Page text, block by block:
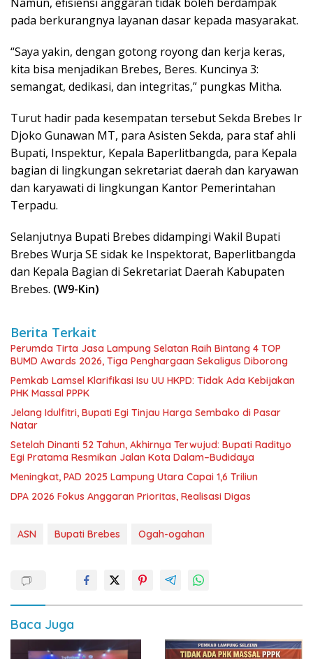
pada berkurangnya layanan dasar kepada masyarakat.
“Saya yakin, dengan gotong royong dan kerja keras,
kita bisa menjadikan Brebes, Beres. Kuncinya 3:
semangat, dedikasi, dan integritas,” pungkas Mitha.
Turut hadir pada kesempatan tersebut Sekda Brebes Ir
Djoko Gunawan MT, para Asisten Sekda, para staf ahli
Bupati, Inspektur, Kepala Baperlitbangda, para Kepala
bagian di lingkungan sekretariat daerah dan karyawan
dan karyawati di lingkungan Kantor Pemerintahan
Terpadu.
Selanjutnya Bupati Brebes didampingi Wakil Bupati
Brebes Wurja SE sidak ke Inspektorat, Baperlitbangda
dan Kepala Bagian di Sekretariat Daerah Kabupaten
Brebes. (W9-Kin)
Berita Terkait
Perumda Tirta Jasa Lampung Selatan Raih Bintang 4 TOP
BUMD Awards 2026, Tiga Penghargaan Sekaligus Diborong
Pemkab Lamsel Klarifikasi Isu UU HKPD: Tidak Ada Kebijakan
PHK Massal PPPK
Jelang Idulfitri, Bupati Egi Tinjau Harga Sembako di Pasar
Natar
Setelah Dinanti 52 Tahun, Akhirnya Terwujud: Bupati Radityo
Egi Pratama Resmikan Jalan Kota Dalam–Budidaya
Meningkat, PAD 2025 Lampung Utara Capai 1,6 Triliun
DPA 2026 Fokus Anggaran Prioritas, Realisasi Digas
ASN Bupati Brebes Ogah-ogahan
Baca Juga